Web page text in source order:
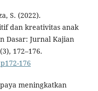
S. (2022).
dan kreativitas anak
Dasar: Jurnal Kajian
172–176.
176
meningkatkan